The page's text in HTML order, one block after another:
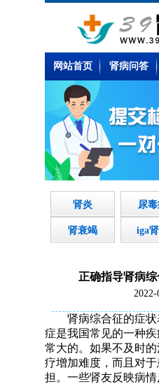
网站首页 肾病问答
肾炎 尿
肾衰竭 iga
正确指导肾病
2022-
肾病综合征的症状
症是我国常见的一种
常大的。如果不及时
疗增加难度，而且对
担。一些肾友反映病